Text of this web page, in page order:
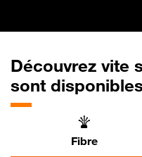
Découvrez vite
sont
Fibre